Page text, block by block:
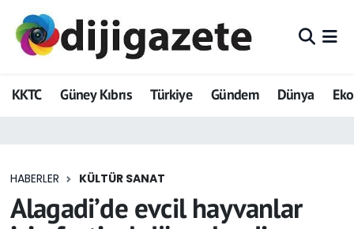
KKTC Güney Kıbrıs Türkiye Gündem Dünya
HABERLER KÜLTÜR SANAT
Alagadi’de evcil hayvanlar
ADVERTORIAL
Dijigazete
Eğitim
Ekonomi
Hava Durumu
Trafik Durumu
Tüm Manşetler
Son Dakika Haberleri